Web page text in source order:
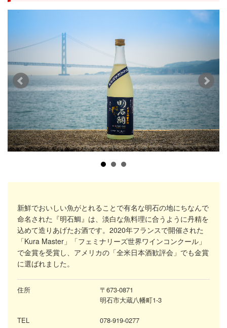
o
n
新鮮でおいしい魚がとれることで有名な明石の地にちなんで
命名された『明石鯛』は、淡白な魚料理に合うように丹精を
込めて造りあげたお酒です。2020年フランスで開催された
「Kura Master」「フェミナリーズ世界ワインコンクール」
で金賞を受賞し、アメリカの「全米日本酒歓評会」でも金賞
に選ばれました。
住所
〒673-0871
明石市大蔵八幡町1-3
TEL 078-919-0277